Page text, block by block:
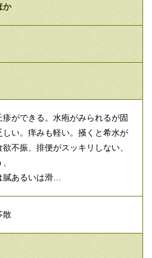
か
ができる。水疱がみられるが固
い。痒みも軽い。掻くと希水が
不振、排便がスッキリしない、
あるいは滑…
散